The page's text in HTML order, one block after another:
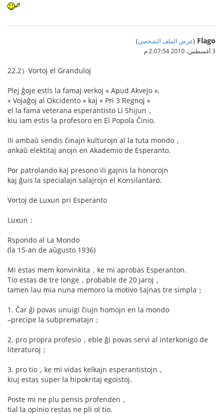
Flago
(عرض الملف الشخصي)
3 أغسطس، 2010 2:07:54 م
22.2）Vortoj el Granduloj
Plej ĝoje estis la famaj verkoj « Apud Akvejo »,
« Vojaĝoj al Okcidento » kaj « Pri 3 Regnoj »
el la fama veterana esperantisto Li Shijun，
kiu iam estis la profesoro en El Popola Ĉinio.
Ili ambaŭ sendis ĉinajn kulturojn al la tuta mondo，
ankaŭ elektitaj anojn en Akademio de Esperanto.
Por patrolando kaj presono ili gajnis la honorojn
kaj ĝuis la specialajn salajrojn el Konsilantaro.
Vortoj de Luxun pri Esperanto
Luxun：
Rspondo al La Mondo
(la 15-an de aŭgusto 1936)
Mi estas mem konvinkita，ke mi aprobas Esperanton.
Tio estas de tre longe，probable de 20 jaroj，
tamen lau mia nuna memoro la motivo ŝajnas tre simpla；
1. Ĉar ĝi povas unuigi ĉiujn homojn en la mondo
–precipe la subprematajn；
2. pro propra profesio，eble ĝi povas servi al interkonigo de
literaturoj；
3. pro tio，ke mi vidas kelkajn esperantistojn，
kiuj estas super la hipokritaj egoistoj.
Poste mi ne plu pensis profenden，
tial la opinio restas ne pli ol tio.